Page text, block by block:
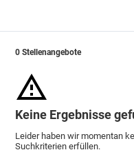
0 Stellenangebote
Keine Ergebnisse
Leider haben wir momentan
Suchkriterien erfüllen.